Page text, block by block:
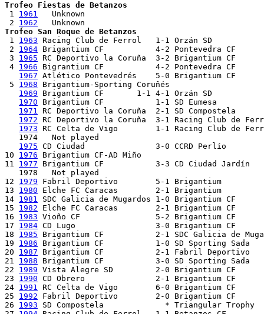
Trofeo Fiestas de Betanzos
1 1961
   Unknown
2 1962
Trofeo San Roque de Betanzos
1 1963 Racing Club de Ferrol	1-1 Orzán SD                        [Racing club de Ferrol on pen.]
2 1964 Brigantium CF		4-2 Pontevedra CF
3 1965 RC Deportivo la Coruña  3-2 Brigantium CF
4 1966 Bigrantium CF		4-2 Pontevedra CF
1967 Atlético Pontevedrés	5-0 Brigantium CF
5 1968 Brigantium-Sporting Coruñés
1969 Brigantium CF	    1-1 4-1 Orzán SD
1970 Brigantium CF		1-1 SD Eumesa                       [Brigantium CF on pen.]
1971 RC Deportivo la Coruña 	2-1 SD Compostela
1972 RC Deportivo la Coruña	3-1 Racing Club de Ferrol
1973 RC Celta de Vigo	1-1 Racing Club de Ferrol           [RC Celta on pen.]
   1974   Not played
1975 CD Ciudad		3-0 CCRD Perlío
10 1976 Brigantium CF-AD Miño
11 1977 Brigantium CF		3-3 CD Ciudad Jardín                [Bigantium CF on pen.]
   1978   Not played
12 1979 Fabril Deportivo	5-1 Brigantium
13 1980 Elche FC Caracas	2-1 Brigantium
14 1981 SDC Galicia de Mugardos	1-0 Brigantium CF
15 1982 Elche FC Caracas	2-1 Brigantium CF
16 1983 Vioño CF		5-2 Brigantium CF
17 1984 CD Lugo			3-0 Brigantium CF
18 1985 Brigantium CF		2-1 SDC Galicia de Mugardos
19 1986 Brigantium CF		1-0 SD Sporting Sada
20 1987 Brigantium CF		2-1 Fabril Deportivo
21 1988 Brigantium CF		3-0 SD Sporting Sada
22 1989 Vista Alegre SD		2-0 Brigantium CF
23 1990 CD Obrero		2-1 Brigantium CF
24 1991 RC Celta de Vigo	6-0 Brigantium CF
25 1992 Fabril Deportivo	2-0 Brigantium CF
26 1993 SD Compostela		  * Triangular Trophy